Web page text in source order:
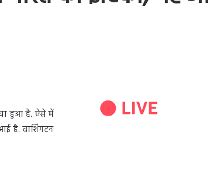
हुआ है. ऐसे में
है. वाशिंगटन